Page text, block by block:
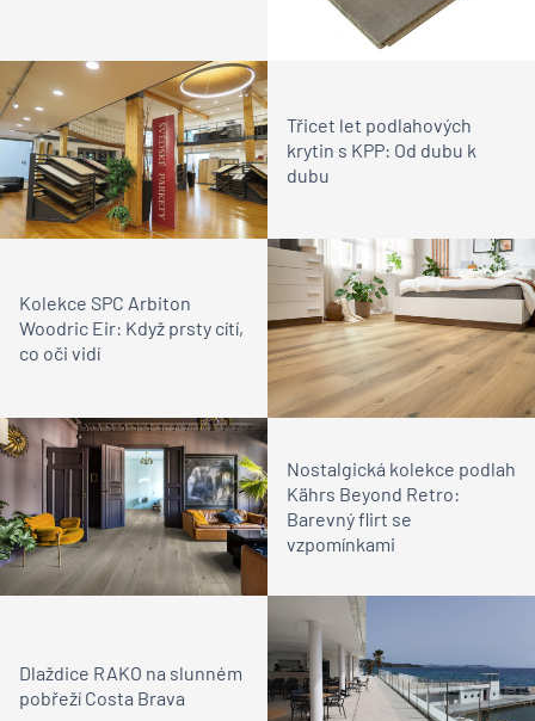
Třicet let podlahových
krytin s KPP: Od dubu k
dubu
Kolekce SPC Arbiton
Woodric Eir: Když prsty cítí,
co oči vidí
Nostalgická kolekce podlah
Kährs Beyond Retro:
Barevný flirt se
vzpomínkami
Dlaždice RAKO na slunném
pobřeží Costa Brava